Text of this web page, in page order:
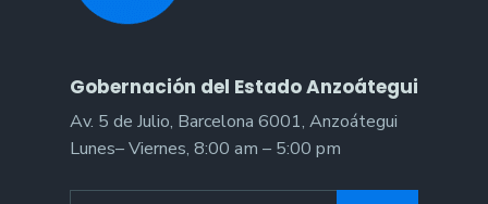
Gobernación del Estado Anzoátegui
Av. 5 de Julio, Barcelona 6001, Anzoátegui
Lunes– Viernes, 8:00 am – 5:00 pm